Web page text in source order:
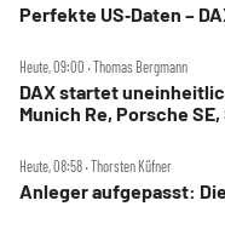
Perfekte US‑Daten –
Heute, 09:00 ‧ Thomas Bergmann
DAX startet
Munich Re, Porsche
Heute, 08:58 ‧ Thorsten Küfner
Anleger aufgepasst: